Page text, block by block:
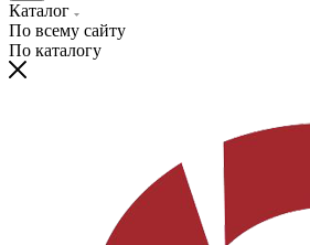
Каталог
По всему сайту
По каталогу